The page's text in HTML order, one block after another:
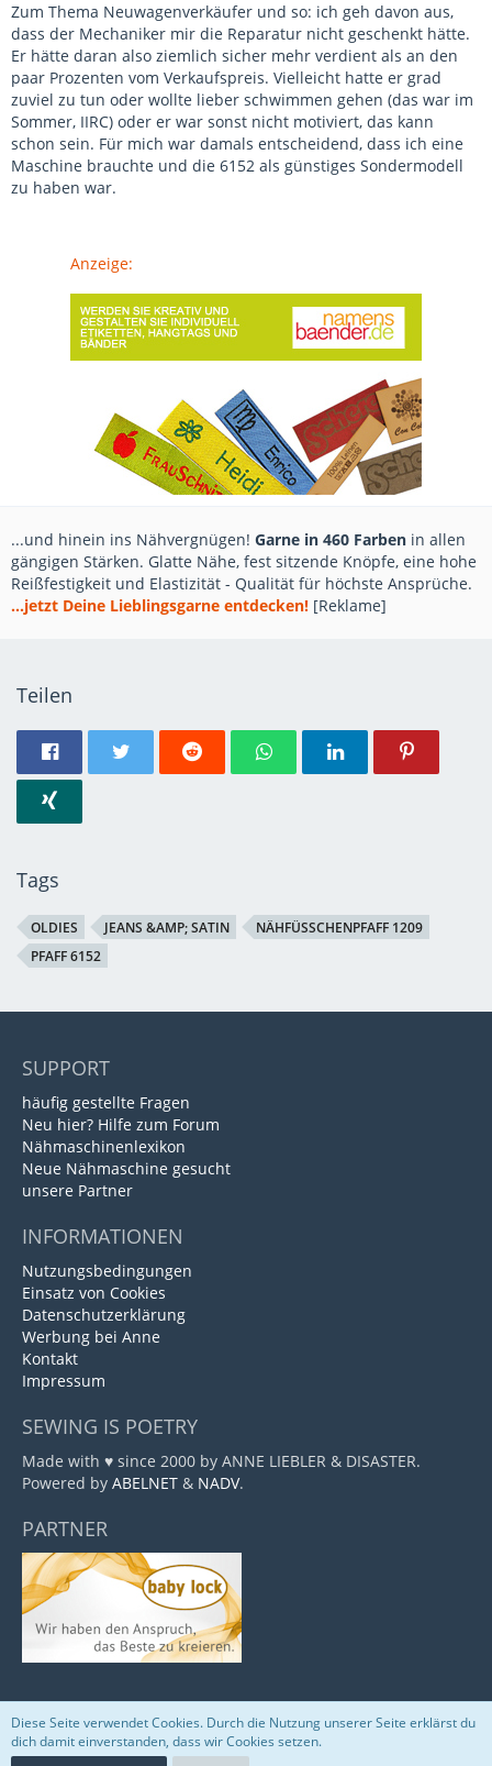
Zum Thema Neuwagenverkäufer und so: ich geh davon aus,
dass der Mechaniker mir die Reparatur nicht geschenkt hätte.
Er hätte daran also ziemlich sicher mehr verdient als an den
paar Prozenten vom Verkaufspreis. Vielleicht hatte er grad
zuviel zu tun oder wollte lieber schwimmen gehen (das war im
Sommer, IIRC) oder er war sonst nicht motiviert, das kann
schon sein. Für mich war damals entscheidend, dass ich eine
Maschine brauchte und die 6152 als günstiges Sondermodell
zu haben war.
Anzeige:
...und hinein ins Nähvergnügen! Garne in 460 Farben in allen
gängigen Stärken. Glatte Nähe, fest sitzende Knöpfe, eine hohe
Reißfestigkeit und Elastizität - Qualität für höchste Ansprüche.
...jetzt Deine Lieblingsgarne entdecken! [Reklame]
Teilen
Tags
OLDIES JEANS &AMP; SATIN
NÄHFÜSSCHENPFAFF 1209
PFAFF 6152
SUPPORT
häufig gestellte Fragen
Neu hier? Hilfe zum Forum
Nähmaschinenlexikon
Neue Nähmaschine gesucht
unsere Partner
INFORMATIONEN
Nutzungsbedingungen
Einsatz von Cookies
Datenschutzerklärung
Werbung bei Anne
Kontakt
Impressum
SEWING IS POETRY
Made with ♥ since 2000 by ANNE LIEBLER & DISASTER.
Powered by ABELNET & NADV.
PARTNER
Community-Software:WoltLab Suite™
Diese Seite verwendet Cookies. Durch die Nutzung unserer Seite erklärst du
dich damit einverstanden, dass wir Cookies setzen.